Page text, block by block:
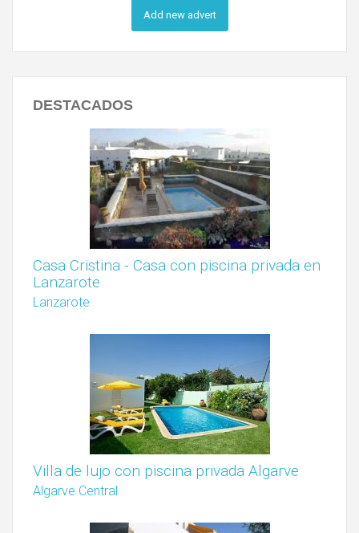
Add new advert
DESTACADOS
Casa Cristina - Casa con piscina privada en
Lanzarote
Lanzarote
Villa de lujo con piscina privada Algarve
Algarve Central